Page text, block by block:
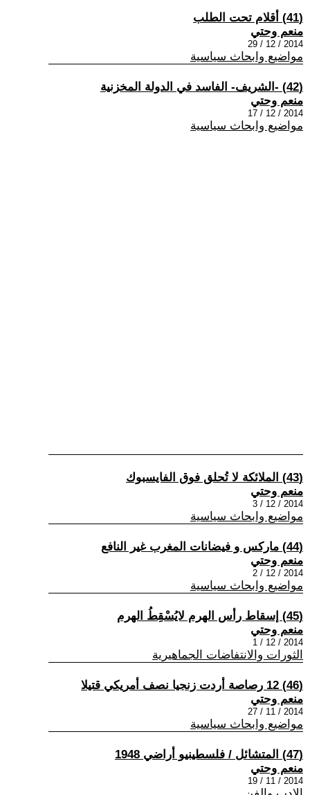
(41) أقلام تحت الطلب
منعم وحتي
2014 / 12 / 29
مواضيع وابحاث سياسية
(42) -الشريف- الفاسد في الدولة المخزنية
منعم وحتي
2014 / 12 / 17
مواضيع وابحاث سياسية
(43) الملائكة لا تُحلق فوق الفايسبوك
منعم وحتي
2014 / 12 / 3
مواضيع وابحاث سياسية
(44) ماركس و فيضانات المغرب غير النافع
منعم وحتي
2014 / 12 / 2
مواضيع وابحاث سياسية
(45) إسقاط رأس الهرم لايُسْقِطُ الهرم
منعم وحتي
2014 / 12 / 1
الثورات والانتفاضات الجماهيرية
(46) 12 رصاصة أردت زنجيا نصف أمريكي قتيلا
منعم وحتي
2014 / 11 / 27
مواضيع وابحاث سياسية
(47) المتشائل / فلسطينيو أراضي 1948
منعم وحتي
2014 / 11 / 19